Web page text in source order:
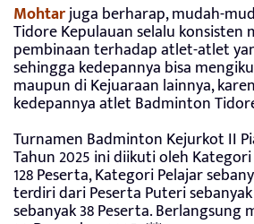
Mohtarjuga berharap, mudah-
Tidore Kepulauan selalu konsisten
pembinaan terhadap atlet-atlet
sehingga kedepannya bisa
maupun di Kejuaraan lainnya,
kedepannya atlet Badminton
Turnamen Badminton Kejurkot II
Tahun 2025 ini diikuti oleh
128 Peserta, Kategori Pelajar
terdiri dari Peserta Puteri
sebanyak 38 Peserta. Berlangsung